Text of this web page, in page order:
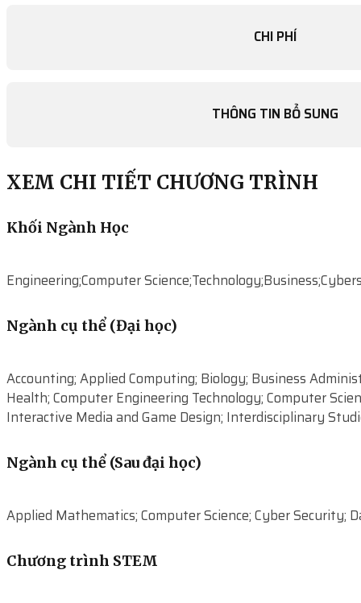
CHI PHÍ
THÔNG TIN BỔ SUNG
XEM CHI TIẾT CHƯƠNG TRÌNH
Khối Ngành Học
Engineering;Computer
Ngành cụ thể (Đại học)
Accounting; Applied Computing; Biology; Business
Health; Computer Engineering Technology; Computer
Interactive Media and Game Design; Interdisciplinary
Ngành cụ thể (Sau đại học)
Applied Mathematics; Computer Science; Cyber Security;
Chương trình STEM